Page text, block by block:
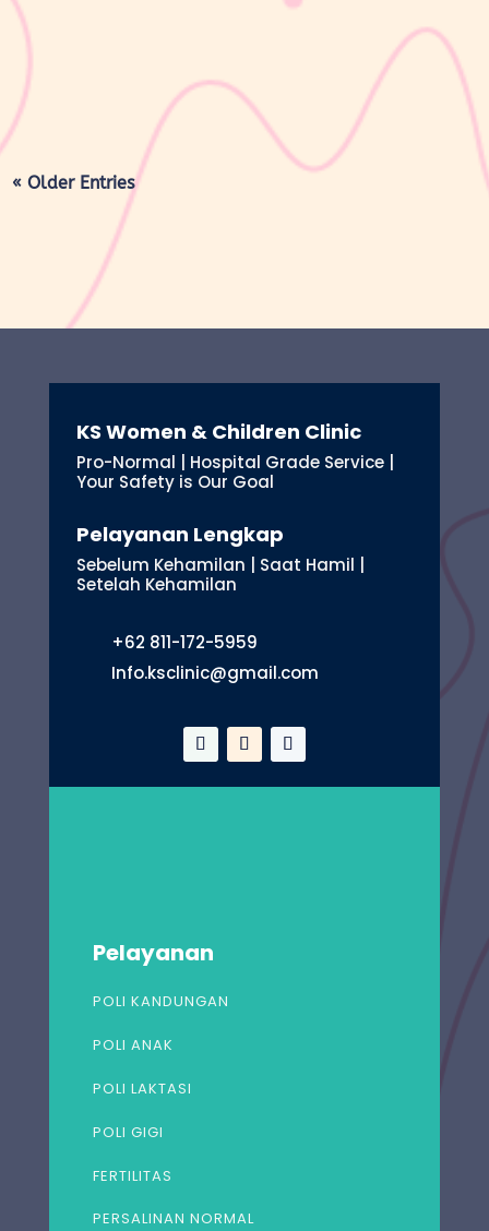
seperti sebelum hamil. Selama masa ini, tubuh Moms akan
mengalami berbagai perubahan, mulai dari rahim yang berangsur
« Older Entries
KS Women & Children Clinic
Pro-Normal | Hospital Grade Service |
Your Safety is Our Goal
Pelayanan Lengkap
Sebelum Kehamilan | Saat Hamil |
Setelah Kehamilan
+62 811-172-5959
Info.ksclinic@gmail.com
Pelayanan
POLI KANDUNGAN
POLI ANAK
POLI LAKTASI
POLI GIGI
FERTILITAS
PERSALINAN NORMAL